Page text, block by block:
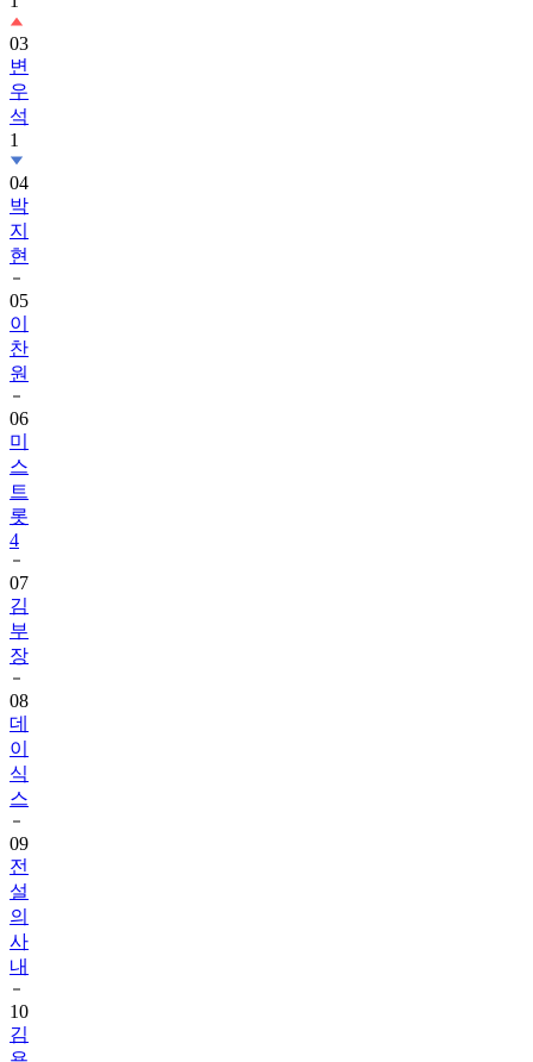
변
우
석
1
04
박
지
현
05
이
찬
원
06
미
스
트
롯
4
07
김
부
장
08
데
이
식
스
09
전
설
의
사
내
10
김
용
빈